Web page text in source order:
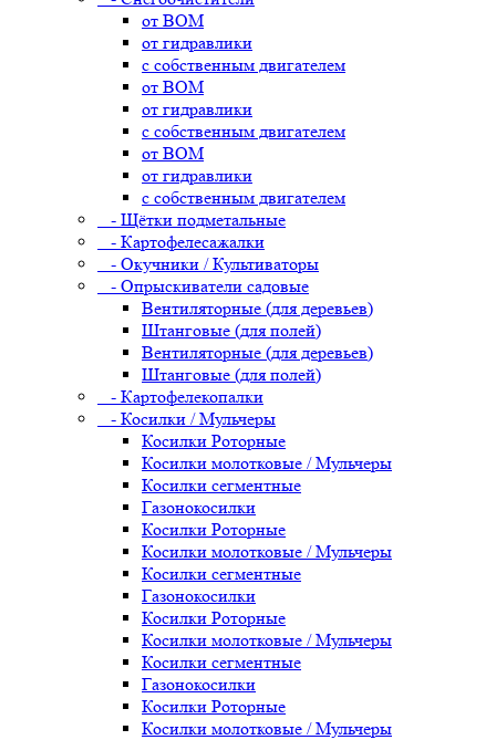
от ВОМ
от гидравлики
с собственным двигателем
от ВОМ
от гидравлики
с собственным двигателем
от ВОМ
от гидравлики
с собственным двигателем
- Щётки подметальные
- Картофелесажалки
- Окучники / Культиваторы
- Опрыскиватели садовые
Вентиляторные (для деревьев)
Штанговые (для полей)
Вентиляторные (для деревьев)
Штанговые (для полей)
- Картофелекопалки
- Косилки / Мульчеры
Косилки Роторные
Косилки молотковые / Мульчеры
Косилки сегментные
Газонокосилки
Косилки Роторные
Косилки молотковые / Мульчеры
Косилки сегментные
Газонокосилки
Косилки Роторные
Косилки молотковые / Мульчеры
Косилки сегментные
Газонокосилки
Косилки Роторные
Косилки молотковые / Мульчеры